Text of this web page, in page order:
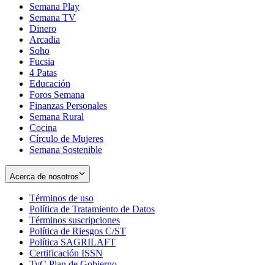
Semana Play
Semana TV
Dinero
Arcadia
Soho
in
new
window
Fucsia
in
new
window
4 Patas
Educación
Foros Semana
Finanzas Personales
Semana Rural
Cocina
Círculo de Mujeres
Semana Sostenible
Acerca de nosotros
Términos de uso
in
new
window
Política de Tratamiento de Datos
Términos suscripciones
in
Política de Riesgos C/ST
Política SAGRILAFT
Certificación ISSN